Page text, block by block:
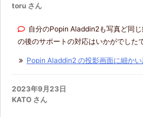
toru さん
自分のPopin Aladdin2も写真ど同
の後のサポートの対応はいかがでした
Popin Aladdin2 の投影画面に細かい
2023年9月23日
KATO さん